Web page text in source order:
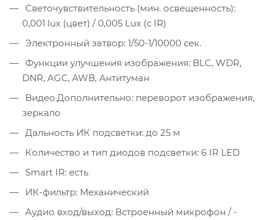
Светочувствительность (мин. освещенность):
0,001 luх (цвет) / 0,005 Lux (с IR)
Электронный затвор: 1/50-1/10000 сек.
Функции улучшения изображения: BLC, WDR,
DNR, AGC, AWB, Антитуман
Видео.Дополнительно: переворот изображения,
зеркало
Дальность ИК подсветки: до 25 м
Количество и тип диодов подсветки: 6 IR LED
Smart IR: есть
ИК-фильтр: Механический
Аудио вход/выход: Встроенный микрофон / -